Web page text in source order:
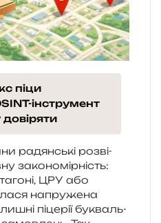
піци
інструмент
радян­ські роз­ві­
зако­но­мір­ність:
ЦРУ або
напру­же­на
піце­рії букваль­